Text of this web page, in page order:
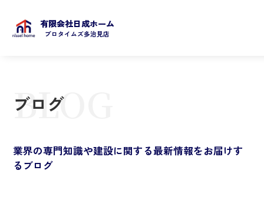
有限会社日成ホーム
プロタイムズ多治見店
BLOG
ブログ
業界の専門知識や建設に関する最新情報をお届けす
るブログ